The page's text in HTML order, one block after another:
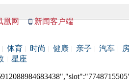
凰网 新闻客户端
体育 时尚 健康 亲子 汽车
星座